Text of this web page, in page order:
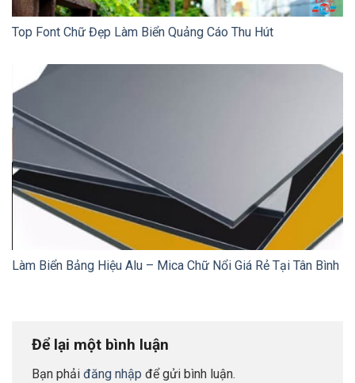
Top Font Chữ Đẹp Làm Biển Quảng Cáo Thu Hút
Làm Biển Bảng Hiệu Alu – Mica Chữ Nổi Giá Rẻ Tại Tân Bình
Để lại một bình luận
Bạn phải đăng nhập để gửi bình luận.